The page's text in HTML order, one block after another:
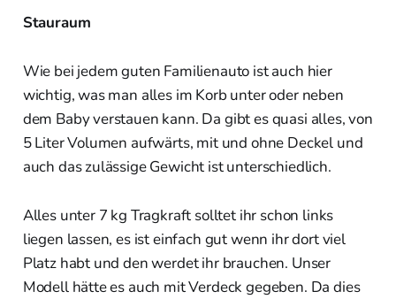
Stauraum
Wie bei jedem guten Familienauto ist auch hier
wichtig, was man alles im Korb unter oder neben
dem Baby verstauen kann. Da gibt es quasi alles, von
5 Liter Volumen aufwärts, mit und ohne Deckel und
auch das zulässige Gewicht ist unterschiedlich.
Alles unter 7 kg Tragkraft solltet ihr schon links
liegen lassen, es ist einfach gut wenn ihr dort viel
Platz habt und den werdet ihr brauchen. Unser
Modell hätte es auch mit Verdeck gegeben. Da dies